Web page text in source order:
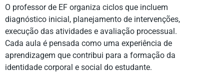
O professor de EF organiza ciclos que incluem
diagnóstico inicial, planejamento de intervenções,
execução das atividades e avaliação processual.
Cada aula é pensada como uma experiência de
aprendizagem que contribui para a formação da
identidade corporal e social do estudante.